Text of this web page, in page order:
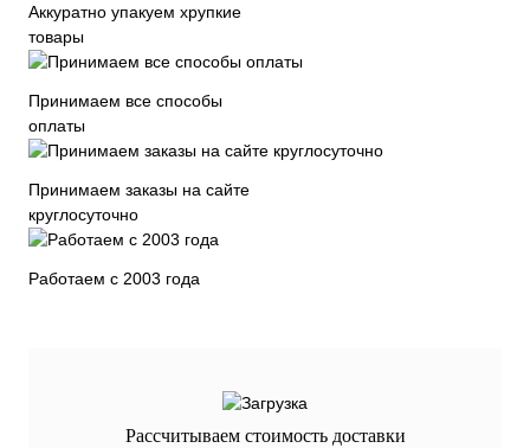
Аккуратно упакуем хрупкие
товары
Принимаем все способы
оплаты
Принимаем заказы на сайте
круглосуточно
Работаем с 2003 года
Рассчитываем стоимость доставки